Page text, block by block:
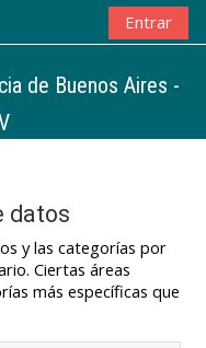
Entrar
de Buenos Aires -
datos
y las categorías por
Ciertas áreas
más específicas que